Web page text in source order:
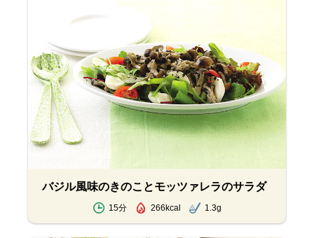
バジル風味のきのことモッツァレラのサラダ
15分 266kcal 1.3g